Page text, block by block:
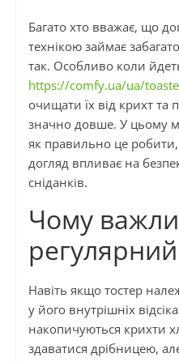
Багато хто вважає, що
технікою займає
так. Особливо коли
https://comfy.ua/ua/
очищати їх від крихт та
значно довше. У цьому
як правильно це
догляд впливає на
сніданків.
Чому
Навіть якщо тостер
у його внутрішніх
накопичуються крихти
здаватися дрібницею,